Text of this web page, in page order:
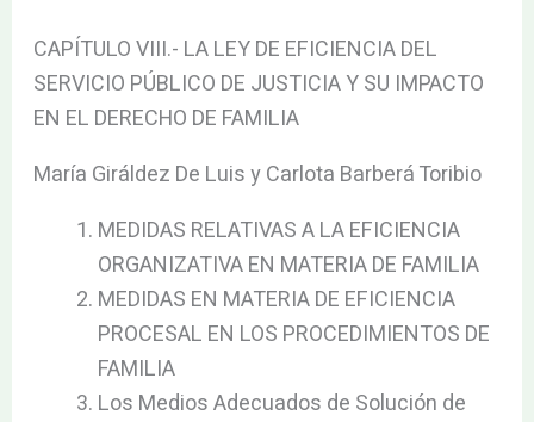
CAPÍTULO VIII.- LA LEY DE EFICIENCIA DEL
SERVICIO PÚBLICO DE JUSTICIA Y SU IMPACTO
EN EL DERECHO DE FAMILIA
María Giráldez De Luis y Carlota Barberá Toribio
MEDIDAS RELATIVAS A LA EFICIENCIA
ORGANIZATIVA EN MATERIA DE FAMILIA
MEDIDAS EN MATERIA DE EFICIENCIA
PROCESAL EN LOS PROCEDIMIENTOS DE
FAMILIA
Los Medios Adecuados de Solución de